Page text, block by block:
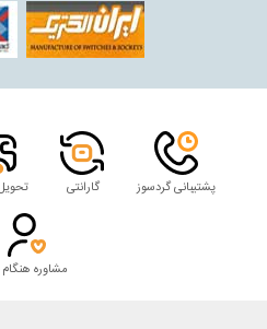
پشتیبانی گردسوز گارانتی
مشاوره